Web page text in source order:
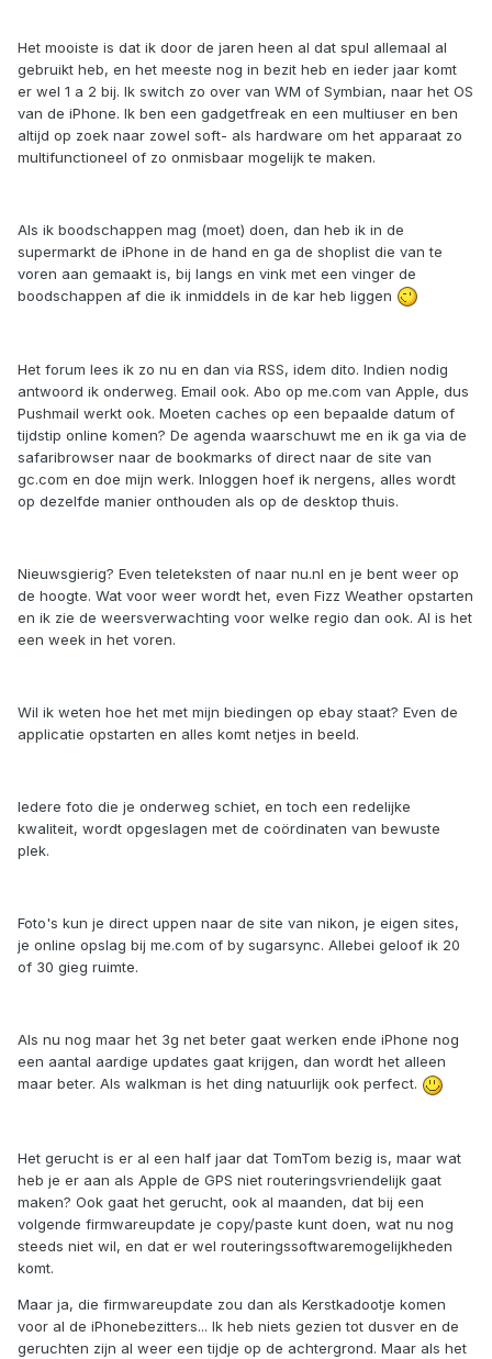
Het mooiste is dat ik door de jaren heen al dat spul allemaal al
gebruikt heb, en het meeste nog in bezit heb en ieder jaar komt
er wel 1 a 2 bij. Ik switch zo over van WM of Symbian, naar het OS
van de iPhone. Ik ben een gadgetfreak en een multiuser en ben
altijd op zoek naar zowel soft- als hardware om het apparaat zo
multifunctioneel of zo onmisbaar mogelijk te maken.
Als ik boodschappen mag (moet) doen, dan heb ik in de
supermarkt de iPhone in de hand en ga de shoplist die van te
voren aan gemaakt is, bij langs en vink met een vinger de
boodschappen af die ik inmiddels in de kar heb liggen
Het forum lees ik zo nu en dan via RSS, idem dito. Indien nodig
antwoord ik onderweg. Email ook. Abo op me.com van Apple, dus
Pushmail werkt ook. Moeten caches op een bepaalde datum of
tijdstip online komen? De agenda waarschuwt me en ik ga via de
safaribrowser naar de bookmarks of direct naar de site van
gc.com en doe mijn werk. Inloggen hoef ik nergens, alles wordt
op dezelfde manier onthouden als op de desktop thuis.
Nieuwsgierig? Even teleteksten of naar nu.nl en je bent weer op
de hoogte. Wat voor weer wordt het, even Fizz Weather opstarten
en ik zie de weersverwachting voor welke regio dan ook. Al is het
een week in het voren.
Wil ik weten hoe het met mijn biedingen op ebay staat? Even de
applicatie opstarten en alles komt netjes in beeld.
Iedere foto die je onderweg schiet, en toch een redelijke
kwaliteit, wordt opgeslagen met de coördinaten van bewuste
plek.
Foto's kun je direct uppen naar de site van nikon, je eigen sites,
je online opslag bij me.com of by sugarsync. Allebei geloof ik 20
of 30 gieg ruimte.
Als nu nog maar het 3g net beter gaat werken ende iPhone nog
een aantal aardige updates gaat krijgen, dan wordt het alleen
maar beter. Als walkman is het ding natuurlijk ook perfect.
Het gerucht is er al een half jaar dat TomTom bezig is, maar wat
heb je er aan als Apple de GPS niet routeringsvriendelijk gaat
maken? Ook gaat het gerucht, ook al maanden, dat bij een
volgende firmwareupdate je copy/paste kunt doen, wat nu nog
steeds niet wil, en dat er wel routeringssoftwaremogelijkheden
komt.
Maar ja, die firmwareupdate zou dan als Kerstkadootje komen
voor al de iPhonebezitters... Ik heb niets gezien tot dusver en de
geruchten zijn al weer een tijdje op de achtergrond. Maar als het